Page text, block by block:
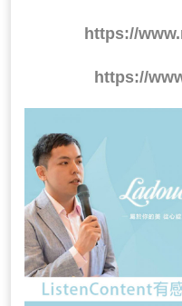
https://
https://